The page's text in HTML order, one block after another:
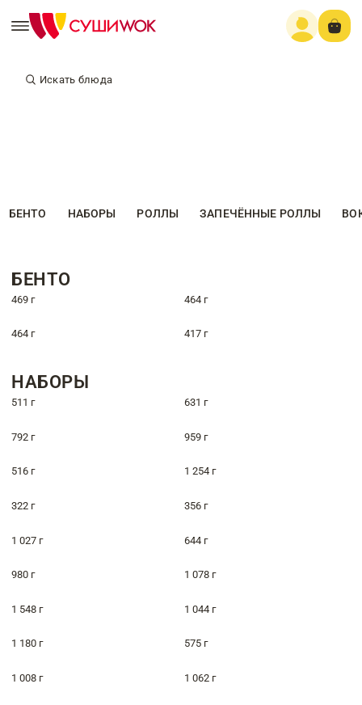
Искать блюда
БЕНТО НАБОРЫ РОЛЛЫ ЗАПЕЧЁННЫЕ РОЛЛЫ
БЕНТО
469 г 464 г
464 г 417 г
НАБОРЫ
511 г 631 г
792 г 959 г
516 г 1 254 г
322 г 356 г
1 027 г 644 г
980 г 1 078 г
1 548 г 1 044 г
1 180 г 575 г
1 008 г 1 062 г